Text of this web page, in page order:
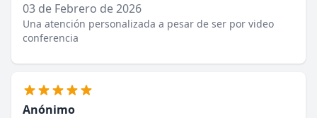
03 de Febrero de 2026
Una atención personalizada a pesar de ser por video
conferencia
Anónimo